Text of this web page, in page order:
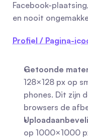
Facebook-
en nooit
Profiel / Pagina-
Getoonde
128×128 px op
phones. Dit zijn
browsers de
op 1000×1000